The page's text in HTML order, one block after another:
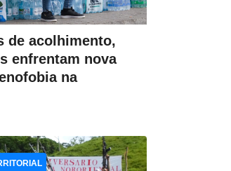
de acolhimento,
enfrentam nova
na